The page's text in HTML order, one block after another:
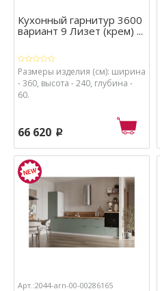
Кухонный гарнитур 3600
вариант 9 Лизет (крем) ...
Размеры изделия (см): ширина
- 360, высота - 240, глубина -
60.
66 620 p
Арт.:2044-arn-00-00286165